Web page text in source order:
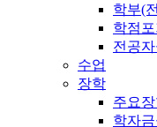
학부(
학점포
전공자
수업
장학
주요장
학자금